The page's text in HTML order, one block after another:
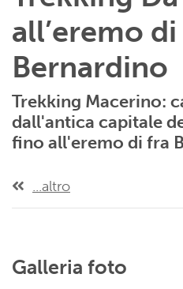
all’eremo di
Bernardino
Trekking Macerino:
dall'antica capitale
fino all'eremo di fra
...altro
Galleria foto